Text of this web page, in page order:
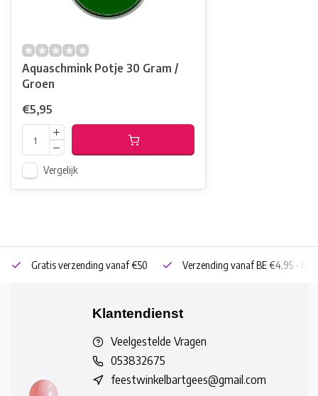
Aquaschmink Potje 30 Gram /
Groen
€5,95
Vergelijk
Gratis verzending vanaf €50 Verzending vanaf BE €4,95 - NL
Klantendienst
Veelgestelde Vragen
053832675
feestwinkelbartgees@gmail.com